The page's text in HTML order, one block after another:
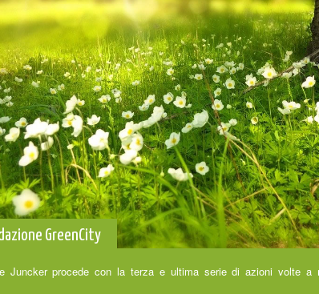
GreenCity
Juncker procede con la terza e ultima serie di azioni volte a